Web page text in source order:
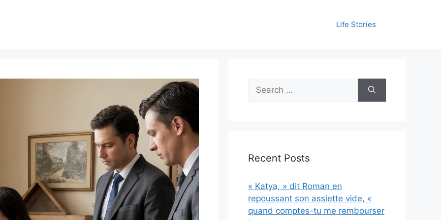
Life Stories
Search
for:
Recent Posts
« Katya, » dit Roman en
repoussant son assiette vide, «
quand comptes-tu me rembourser